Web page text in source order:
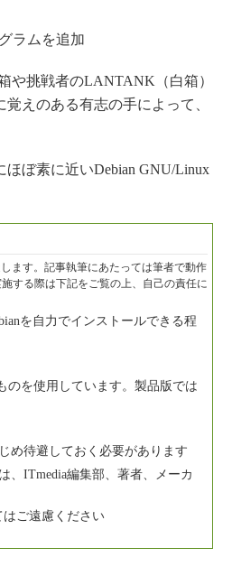
ラムを追加
挑戦者のLANTANK（白箱）
えのある有志の手によって、
ぼ素に近いDebian GNU/Linux
ます。記事執筆にあたっては筆者で動作
する際は下記をご覧の上、自己の責任に
を自力でインストールできる程
のを使用しています。製品版では
め待避しておく必要があります
、ITmedia編集部、著者、メーカ
ご遠慮ください